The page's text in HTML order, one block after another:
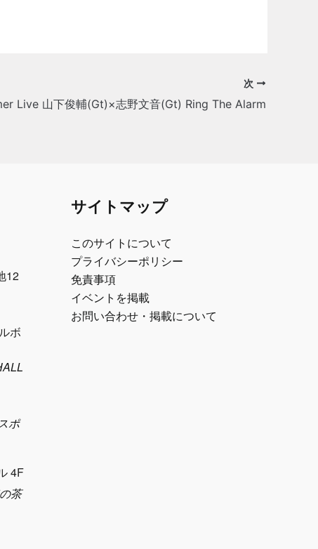
次
Live 山下俊輔(Gt)×志野文音(Gt) Ring The Alarm
12
ボ
ポ
4F
茶
サイトマップ
このサイトについて
プライバシーポリシー
免責事項
イベントを掲載
お問い合わせ・掲載について